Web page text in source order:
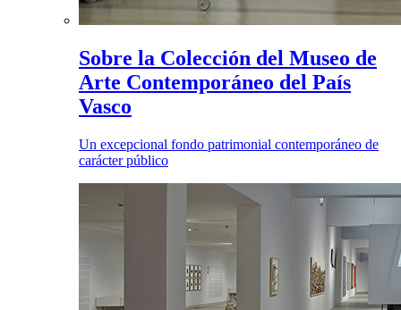
Sobre la Colección del Museo de
Arte Contemporáneo del País
Vasco
Un excepcional fondo patrimonial contemporáneo de
carácter público